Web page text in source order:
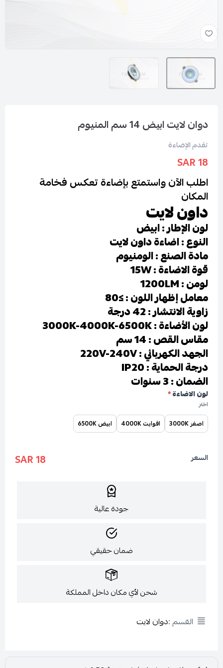
دوان لايت ابيض 14 سم المنيوم
تقدم الإضاءة
18 SAR
اطلب الآن واستمتع بإضاءة تعكس فخامة
المكان
داون لايت
لون الإطار : ابيض
النوع : اضاءة داون لايت
مادة الصنع : الومنيوم
قوة الاضاءة : 15W
لومن : 1200LM
معامل إظهار اللون : ≥80
زاوية الانتشار : 42 درجة
لون الأضاءة : 3000K-4000K-6500K
مقاس القص : 14 سم
الجهد الكهربائي : 220V-240V
درجة الحماية : IP20
الضمان : 3 سنوات
لون الاضاءة*
اختر
اصفر 3000K افوايت 4000K ابيض 6500K
السعر 18 SAR
جودة عالية
ضمان حقيقي
شحن لأي مكان داخل المملكة
القسم :دوان لايت